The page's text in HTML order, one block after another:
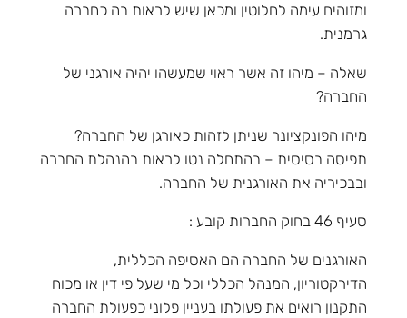
ומזוהים עימה לחלוטין ומכאן שיש לראות בה כחברה
גרמנית.
שאלה – מיהו זה אשר ראוי שמעשהו יהיה אורגני של
החברה?
מיהו הפונקציונר שניתן לזהות כאורגן של החברה?
תפיסה בסיסית – בהתחלה נטו לראות בהנהלת החברה
ובבכיריה את האורגנית של החברה.
סעיף 46 בחוק החברות קובע :
האורגנים של החברה הם האסיפה הכללית,
הדירקטוריון, המנהל הכללי וכל מי שעל פי דין או מכוח
התקנון רואים את פעולתו בעניין פלוני כפעולת החברה